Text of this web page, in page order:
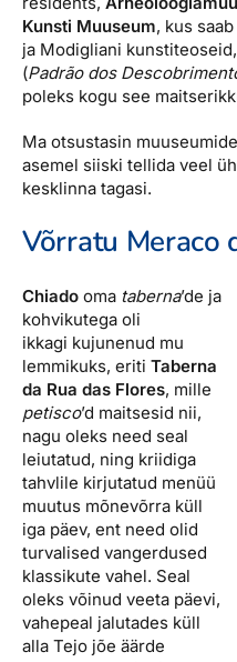
Kunsti Muuseum, kus
ja Modigliani
(Padrão dos
poleks kogu see
Ma otsustasin
asemel siiski tellida veel
kesklinna tagasi.
Võrratu Meraco
Chiado oma taberna’de ja
kohvikutega oli
ikkagi kujunenud mu
lemmikuks, eriti Taberna
da Rua das Flores, mille
petisco’d maitsesid nii,
nagu oleks need seal
leiutatud, ning kriidiga
tahvlile kirjutatud menüü
muutus mõnevõrra küll
iga päev, ent need olid
turvalised vangerdused
klassikute vahel. Seal
oleks võinud veeta päevi,
vahepeal jalutades küll
alla Tejo jõe äärde